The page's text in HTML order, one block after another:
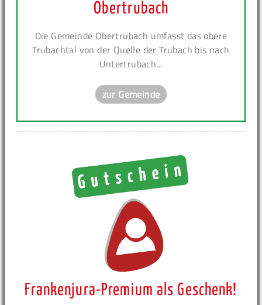
Obertrubach
Die Gemeinde Obertrubach umfasst das obere
Trubachtal von der Quelle der Trubach bis nach
Untertrubach...
zur Gemeinde
Frankenjura-Premium als Geschenk!